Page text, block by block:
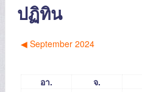
ปฏิทิน
◀︎ September 2024
อา. จ.